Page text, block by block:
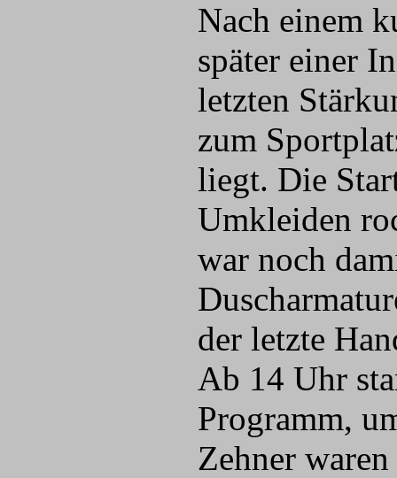
Nach einem
später einer
letzten
zum
liegt. Die
Umkleiden
war noch
der letzte
Ab 14 Uhr
Programm,
Zehner